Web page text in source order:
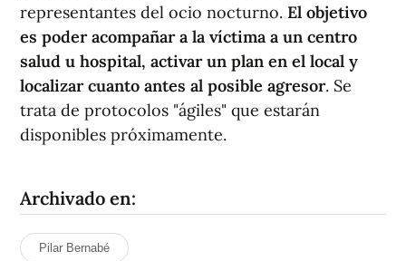
representantes del ocio nocturno. El objetivo
es poder acompañar a la víctima a un centro
salud u hospital, activar un plan en el local y
localizar cuanto antes al posible agresor. Se
trata de protocolos "ágiles" que estarán
disponibles próximamente.
Archivado en:
Pilar Bernabé